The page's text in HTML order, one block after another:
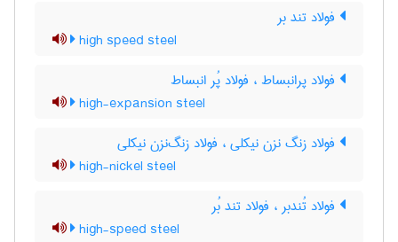
فولاد تند بر
high speed steel
فولاد پرانبساط ، فولاد پُر انبساط
high-expansion steel
فولاد زنگ نزن نیکلی ، فولاد زنگ‌نزن نیکلی
high-nickel steel
فولاد تُندبر ، فولاد تند بُر
high-speed steel